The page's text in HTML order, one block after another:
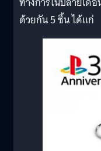
ด้วยกัน 5 ชิ้น ได้แก่